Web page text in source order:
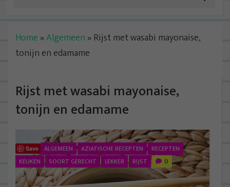
Home »Algemeen » Rijst met wasabi mayonaise,
tonijn en edamame
Rijst met wasabi mayonaise,
tonijn en edamame
Save ALGEMEEN AZIATISCHE RECEPTEN
RECEPTEN
KEUKEN
SOORT GERECHT LEKKER RIJST 0